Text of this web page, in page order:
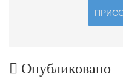
Опубликовано